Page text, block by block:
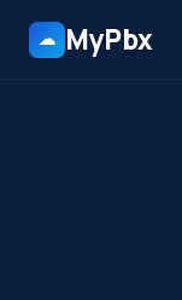
☁ MyPbx